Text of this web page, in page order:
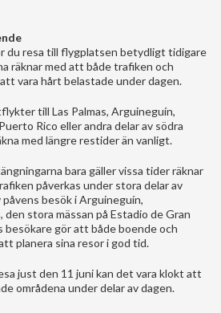
du resa till flygplatsen betydligt tidigare
räknar med att både trafiken och
vara hårt belastade under dagen.
till Las Palmas, Arguineguín,
Rico eller andra delar av södra
med längre restider än vanligt.
bara gäller vissa tider räknar
påverkas under stora delar av
besök i Arguineguín,
den stora mässan på Estadio de Gran
gör att både boende och
planera sina resor i god tid.
just den 11 juni kan det vara klokt att
områdena under delar av dagen.